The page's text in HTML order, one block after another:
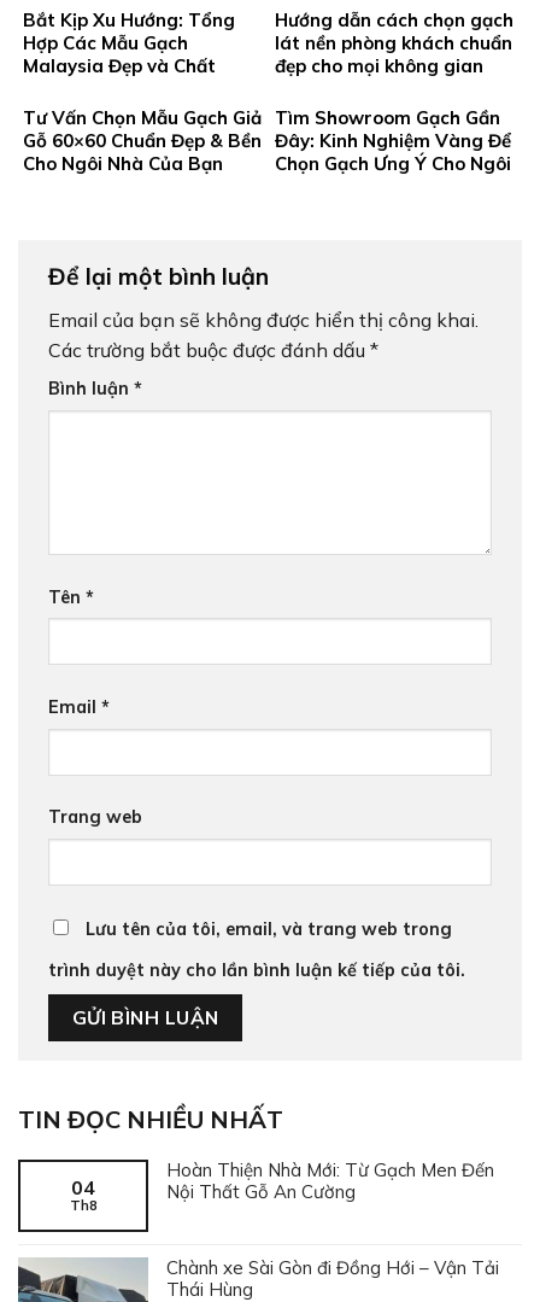
Thiện Tại Gạch Men Thanh
Tung
Bắt Kịp Xu Hướng: Tổng
Hợp Các Mẫu Gạch
Malaysia Đẹp và Chất
Thanh Tung
Hướng dẫn cách chọn gạch
lát nền phòng khách chuẩn
đẹp cho mọi không gian
Tư Vấn Chọn Mẫu Gạch Giả
Gỗ 60×60 Chuẩn Đẹp & Bền
Cho Ngôi Nhà Của Bạn
Tìm Showroom Gạch Gần
Đây: Kinh Nghiệm Vàng Để
Chọn Gạch Ưng Ý Cho Ngôi
Để lại một bình luận
Email của bạn sẽ không được hiển thị công khai.
Các trường bắt buộc được đánh dấu *
Bình luận *
Tên *
Email *
Trang web
Lưu tên của tôi, email, và trang web trong
trình duyệt này cho lần bình luận kế tiếp của tôi.
TIN ĐỌC NHIỀU NHẤT
04
Th8
Hoàn Thiện Nhà Mới: Từ Gạch Men Đến
Nội Thất Gỗ An Cường
Chành xe Sài Gòn đi Đồng Hới – Vận Tải
Thái Hùng